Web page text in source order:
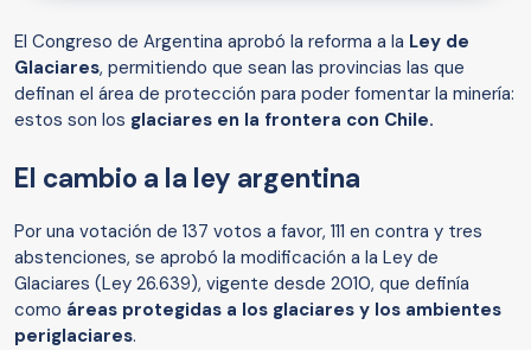
El Congreso de Argentina aprobó la reforma a la Ley de
Glaciares, permitiendo que sean las provincias las que
definan el área de protección para poder fomentar la minería:
estos son los glaciares en la frontera con Chile.
El cambio a la ley argentina
Por una votación de 137 votos a favor, 111 en contra y tres
abstenciones, se aprobó la modificación a la Ley de
Glaciares (Ley 26.639), vigente desde 2010, que definía
como áreas protegidas a los glaciares y los ambientes
periglaciares.